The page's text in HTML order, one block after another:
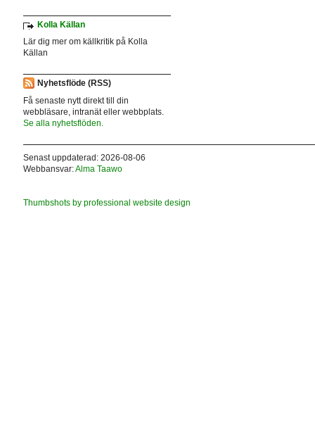
Kolla Källan
Lär dig mer om källkritik på Kolla
Källan
Nyhetsflöde (RSS)
Få senaste nytt direkt till din
webbläsare, intranät eller webbplats.
Se alla nyhetsflöden.
Senast uppdaterad: 2026-08-06
Webbansvar:Alma Taawo
Thumbshots by professional website design